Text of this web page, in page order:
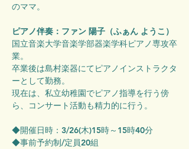
のママ。
ピアノ伴奏：ファン 陽子（ふぁん ようこ）
国立音楽大学音楽学部器楽学科ピアノ専攻卒
業。
卒業後は島村楽器にてピアノインストラクタ
ーとして勤務。
現在は、私立幼稚園でピアノ指導を行う傍
ら、コンサート活動も精力的に行う。
◆開催日時：3/26(木)15時～15時40分
◆事前予約制/定員20組